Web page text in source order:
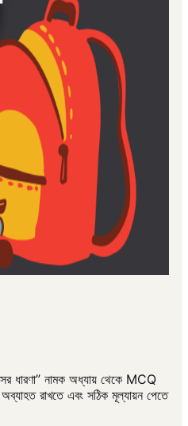
ধারণা” নামক অধ্যায় থেকে MCQ
রাখতে এবং সঠিক মূল্যায়ন পেতে